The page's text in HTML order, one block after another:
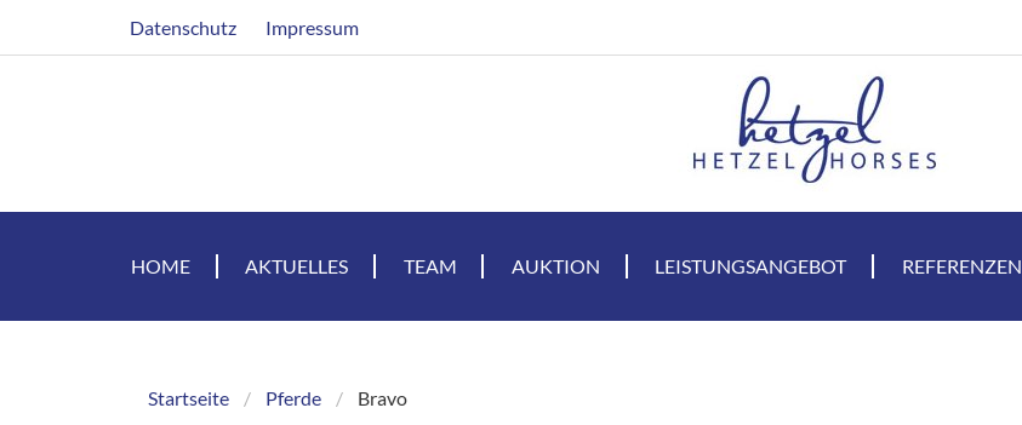
Datenschutz Impressum
HOME AKTUELLES TEAM AUKTION LEISTUNGSANGEBOT REFERENZEN
Breadcrumb
Startseite Pferde Bravo